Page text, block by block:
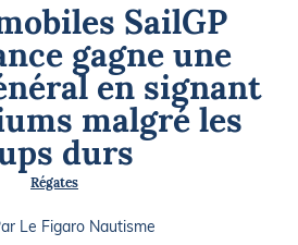
SailGP
gagne une
en signant
malgré les
durs
Régates
Le Figaro Nautisme